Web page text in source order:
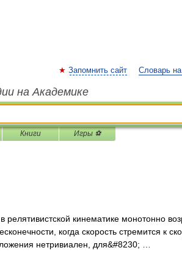
Запомнить сайт Словарь
на Академике
Книги Игры ⚽
кинематике монотонно
когда скорость стремится к
нетривиален, для&#8230; …